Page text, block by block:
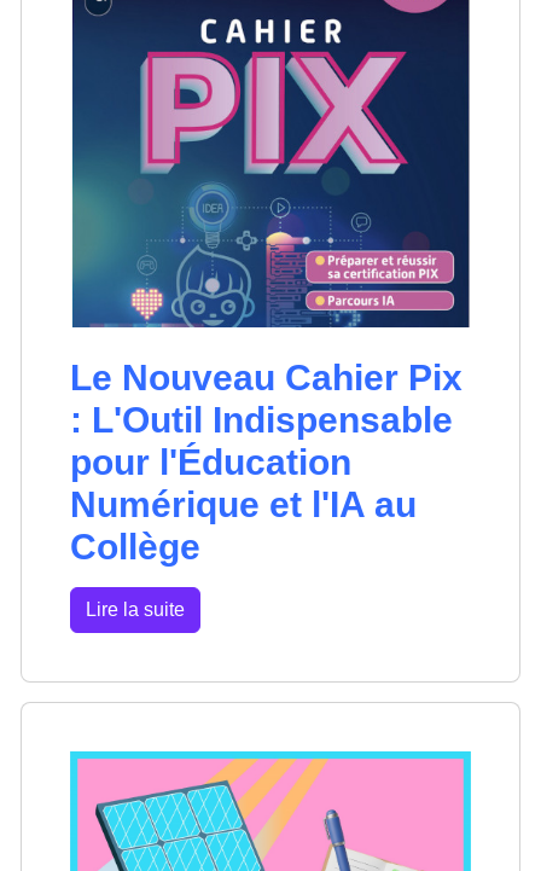
Le Nouveau Cahier Pix
: L'Outil Indispensable
pour l'Éducation
Numérique et l'IA au
Collège
Lire la suite